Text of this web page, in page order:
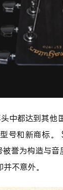
都达到其他
号和新商标
誉为构造与
不意外。